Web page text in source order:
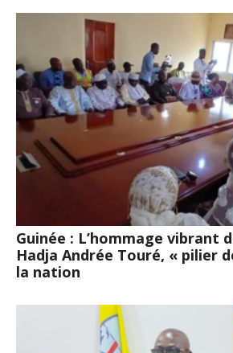
Guinée : L’hommage vibrant
Hadja Andrée Touré, « pilier
la nation